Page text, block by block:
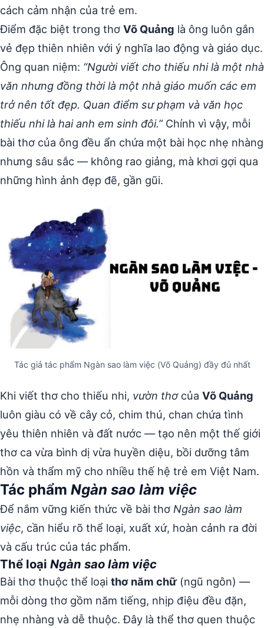
cách cảm nhận của trẻ em.
Điểm đặc biệt trong thơ Võ Quảng là ông luôn gắn
vẻ đẹp thiên nhiên với ý nghĩa lao động và giáo dục.
Ông quan niệm: “Người viết cho thiếu nhi là một nhà
văn nhưng đồng thời là một nhà giáo muốn các em
trở nên tốt đẹp. Quan điểm sư phạm và văn học
thiếu nhi là hai anh em sinh đôi.”Chính vì vậy, mỗi
bài thơ của ông đều ẩn chứa một bài học nhẹ nhàng
nhưng sâu sắc — không rao giảng, mà khơi gợi qua
những hình ảnh đẹp đẽ, gần gũi.
Tác giả tác phẩm Ngàn sao làm việc (Võ Quảng) đầy đủ nhất
Khi viết thơ cho thiếu nhi, vườn thơcủa Võ Quảng
luôn giàu có về cây cỏ, chim thú, chan chứa tình
yêu thiên nhiên và đất nước — tạo nên một thế giới
thơ ca vừa bình dị vừa huyền diệu, bồi dưỡng tâm
hồn và thẩm mỹ cho nhiều thế hệ trẻ em Việt Nam.
Tác phẩm Ngàn sao làm việc
Để nắm vững kiến thức về bài thơ Ngàn sao làm
việc, cần hiểu rõ thể loại, xuất xứ, hoàn cảnh ra đời
và cấu trúc của tác phẩm.
Thể loại Ngàn sao làm việc
Bài thơ thuộc thể loại thơ năm chữ (ngũ ngôn) —
mỗi dòng thơ gồm năm tiếng, nhịp điệu đều đặn,
nhẹ nhàng và dễ thuộc. Đây là thể thơ quen thuộc